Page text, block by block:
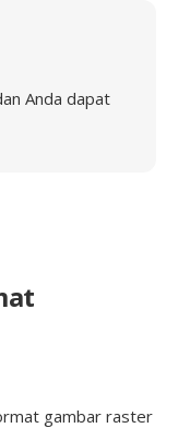
Anda dapat
gambar raster